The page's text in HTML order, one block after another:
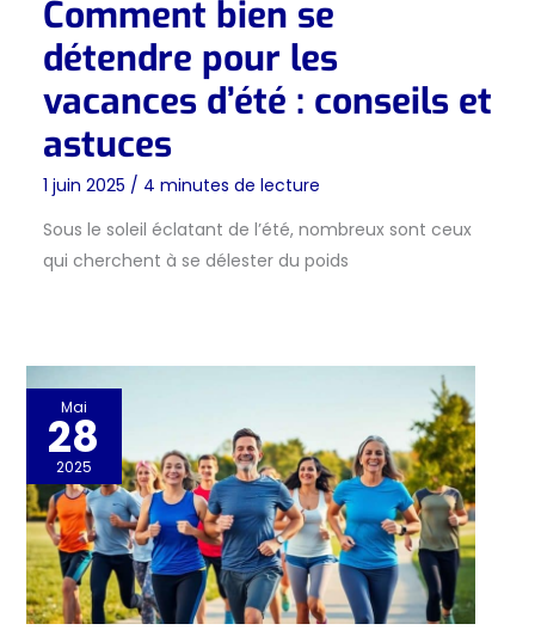
Comment bien se
détendre pour les
vacances d’été : conseils et
astuces
1 juin 2025 / 4 minutes de lecture
Sous le soleil éclatant de l’été, nombreux sont ceux
qui cherchent à se délester du poids
Mai
28
2025